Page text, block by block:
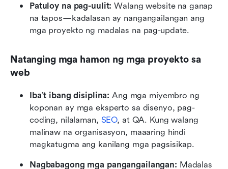
Patuloy na pag-uulit: Walang website na ganap
na tapos—kadalasan ay nangangailangan ang
mga proyekto ng madalas na pag-update.
Natanging mga hamon ng mga proyekto sa
web
Iba’t ibang disiplina: Ang mga miyembro ng
koponan ay mga eksperto sa disenyo, pag-
coding, nilalaman, SEO, at QA. Kung walang
malinaw na organisasyon, maaaring hindi
magkatugma ang kanilang mga pagsisikap.
Nagbabagong mga pangangailangan: Madalas